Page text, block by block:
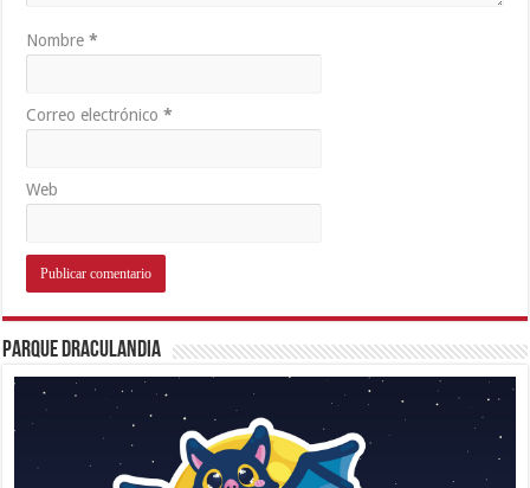
Nombre*
Correo electrónico*
Web
Parque Draculandia